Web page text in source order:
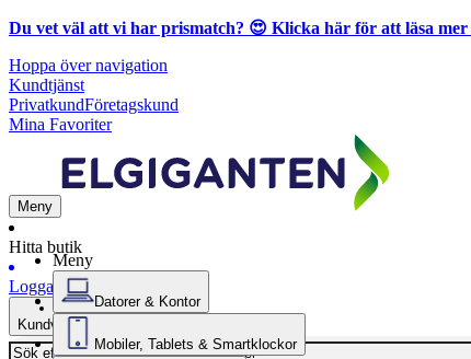
Du vet väl att vi har prismatch? 😍 Klicka här för att läsa mer
Hoppa över navigation
Kundtjänst
PrivatkundFöretagskund
Mina Favoriter
Meny
Hitta butik
Logga in
Kundvagn
Meny
Datorer & Kontor
Mobiler, Tablets & Smartklockor